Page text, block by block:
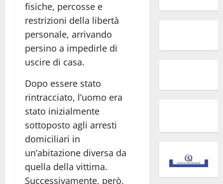
fisiche, percosse e
restrizioni della libertà
personale, arrivando
persino a impedirle di
uscire di casa.
Dopo essere stato
rintracciato, l’uomo era
stato inizialmente
sottoposto agli arresti
domiciliari in
un’abitazione diversa da
quella della vittima.
Successivamente, però,